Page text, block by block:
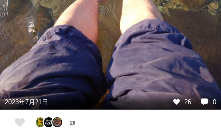
2023年7月21日 26 0
26